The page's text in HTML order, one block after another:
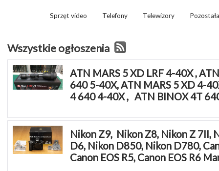
Sprzęt video Telefony Telewizory
Wszystkie ogłoszenia
ATN MARS 5 XD LRF 4-40X ,
640 5-40X, ATN MARS 5 XD 4-
4 640 4-40X ,   ATN BINOX 4T
Nikon Z9,  Nikon Z8, Nikon Z 7II,
D6, Nikon D850, Nikon D780,
Canon EOS R5, Canon EOS R6